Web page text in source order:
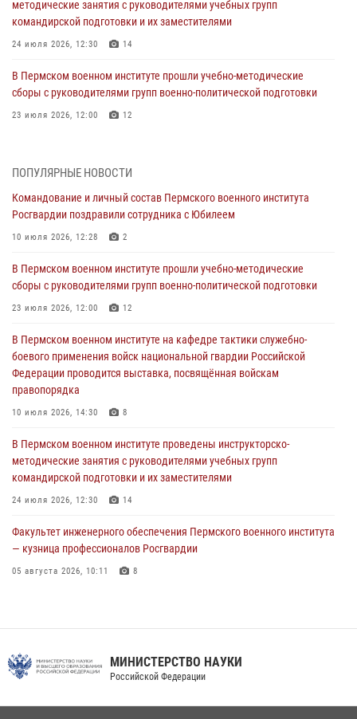
методические занятия с руководителями учебных групп
командирской подготовки и их заместителями
24 июля 2026, 12:30 14
В Пермском военном институте прошли учебно-методические
сборы с руководителями групп военно-политической подготовки
23 июля 2026, 12:00 12
Федерации проводится выставка, посвящённая войскам
правопорядка
10 июля 2026, 14:30 8
Росгвардии поздравили сотрудника с Юбилеем
10 июля 2026, 12:28 2
курсов повышения квалификации офицерского состава
09 июля 2026, 11:30 3
В Пермском военном институте начала работу приемная комиссия
по набору абитуриентов из числа граждан, прошедших и не
08 июля 2026, 09:36 2
Военнослужащие Пермского военного института приняли участие в
чемпионате войск национальной гвардии Российской Федерации по
07 июля 2026, 10:30 4
ПОПУЛЯРНЫЕ НОВОСТИ
Командование и личный состав Пермского военного института
Росгвардии поздравили сотрудника с Юбилеем
10 июля 2026, 12:28 2
В Пермском военном институте прошли учебно-методические
сборы с руководителями групп военно-политической подготовки
23 июля 2026, 12:00 12
В Пермском военном институте на кафедре тактики служебно-
боевого применения войск национальной гвардии Российской
Федерации проводится выставка, посвящённая войскам
правопорядка
10 июля 2026, 14:30 8
В Пермском военном институте проведены инструкторско-
методические занятия с руководителями учебных групп
командирской подготовки и их заместителями
24 июля 2026, 12:30 14
Факультет инженерного обеспечения Пермского военного института
— кузница профессионалов Росгвардии
05 августа 2026, 10:11 8
небесного покровителя войск национальной гвардии Российской
Федерации»
МИНИСТЕРСТВО НАУКИ
Российской Федерации